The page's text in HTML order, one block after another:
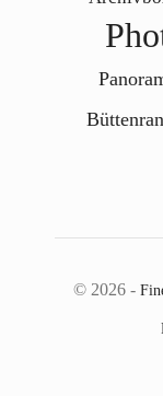
© 2026 -